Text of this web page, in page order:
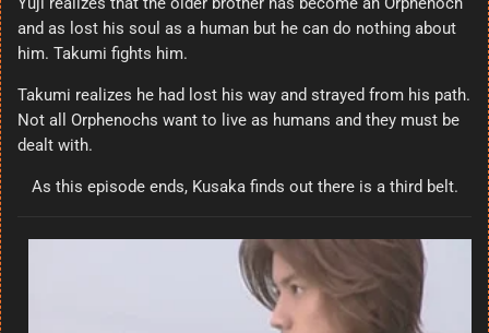
and as lost his soul as a human but he can do nothing about
him. Takumi fights him.
Takumi realizes he had lost his way and strayed from his path.
Not all Orphenochs want to live as humans and they must be
dealt with.
As this episode ends, Kusaka finds out there is a third belt.